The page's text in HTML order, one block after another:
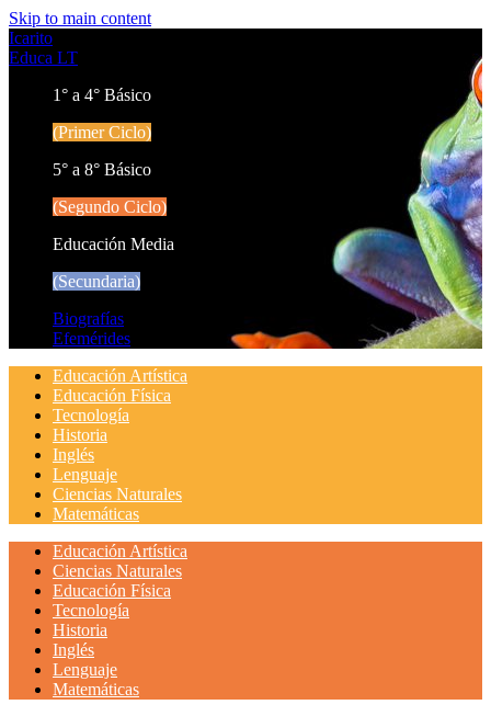
Skip to main content
Icarito
Educa LT
1° a 4° Básico
(Primer Ciclo)
5° a 8° Básico
(Segundo Ciclo)
Educación Media
(Secundaria)
Biografías
Efemérides
Educación Artística
Educación Física
Tecnología
Historia
Inglés
Lenguaje
Ciencias Naturales
Matemáticas
Educación Artística
Ciencias Naturales
Educación Física
Tecnología
Historia
Inglés
Lenguaje
Matemáticas